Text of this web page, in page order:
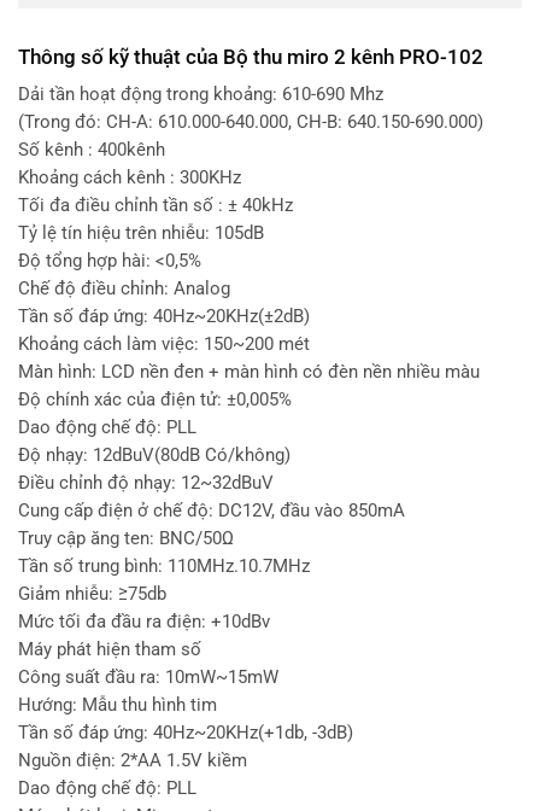
Thông số kỹ thuật của Bộ thu miro 2 kênh PRO-102
Dải tần hoạt động trong khoảng: 610-690 Mhz
(Trong đó: CH-A: 610.000-640.000, CH-B: 640.150-690.000)
Số kênh : 400kênh
Khoảng cách kênh : 300KHz
Tối đa điều chỉnh tần số : ± 40kHz
Tỷ lệ tín hiệu trên nhiễu: 105dB
Độ tổng hợp hài: <0,5%
Chế độ điều chỉnh: Analog
Tần số đáp ứng: 40Hz~20KHz(±2dB)
Khoảng cách làm việc: 150~200 mét
Màn hình: LCD nền đen + màn hình có đèn nền nhiều màu
Độ chính xác của điện tử: ±0,005%
Dao động chế độ: PLL
Độ nhạy: 12dBuV(80dB Có/không)
Điều chỉnh độ nhạy: 12~32dBuV
Cung cấp điện ở chế độ: DC12V, đầu vào 850mA
Truy cập ăng ten: BNC/50Ω
Tần số trung bình: 110MHz.10.7MHz
Giảm nhiễu: ≥75db
Mức tối đa đầu ra điện: +10dBv
Máy phát hiện tham số
Công suất đầu ra: 10mW~15mW
Hướng: Mẫu thu hình tim
Tần số đáp ứng: 40Hz~20KHz(+1db, -3dB)
Nguồn điện: 2*AA 1.5V kiềm
Dao động chế độ: PLL